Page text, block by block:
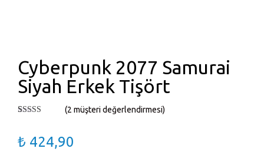
Cyberpunk 2077 Samurai
Siyah Erkek Tişört
dayanarak 5
üzerinden
(2 müşteri değerlendirmesi)
₺ 424,90